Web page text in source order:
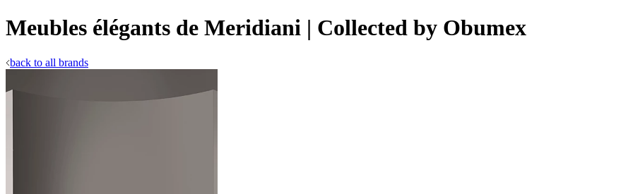
Meubles élégants de Meridiani | Collected by Obumex
back to all brands